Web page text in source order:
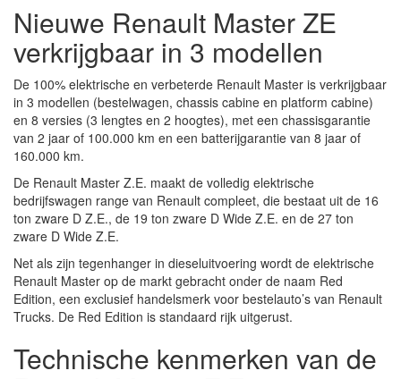
Nieuwe Renault Master ZE
verkrijgbaar in 3 modellen
De 100% elektrische en verbeterde Renault Master is verkrijgbaar
in 3 modellen (bestelwagen, chassis cabine en platform cabine)
en 8 versies (3 lengtes en 2 hoogtes), met een chassisgarantie
van 2 jaar of 100.000 km en een batterijgarantie van 8 jaar of
160.000 km.
De Renault Master Z.E. maakt de volledig elektrische
bedrijfswagen range van Renault compleet, die bestaat uit de 16
ton zware D Z.E., de 19 ton zware D Wide Z.E. en de 27 ton
zware D Wide Z.E.
Net als zijn tegenhanger in dieseluitvoering wordt de elektrische
Renault Master op de markt gebracht onder de naam Red
Edition, een exclusief handelsmerk voor bestelauto’s van Renault
Trucks. De Red Edition is standaard rijk uitgerust.
Technische kenmerken van de